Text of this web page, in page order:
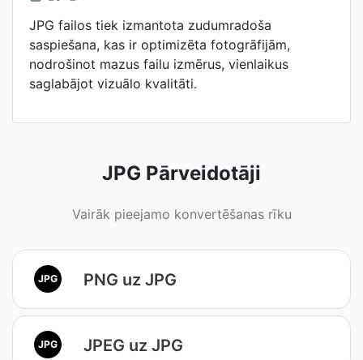
JPG failos tiek izmantota zudumradoša
saspiešana, kas ir optimizēta fotogrāfijām,
nodrošinot mazus failu izmērus, vienlaikus
saglabājot vizuālo kvalitāti.
JPG Pārveidotāji
Vairāk pieejamo konvertēšanas rīku
JPG PNG uz JPG
JPG JPEG uz JPG